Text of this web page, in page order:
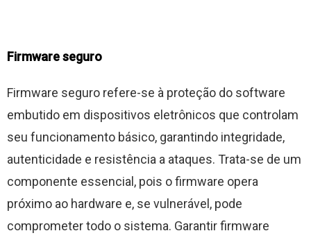
Firmware seguro
Firmware seguro refere-se à proteção do software
embutido em dispositivos eletrônicos que controlam
seu funcionamento básico, garantindo integridade,
autenticidade e resistência a ataques. Trata-se de um
componente essencial, pois o firmware opera
próximo ao hardware e, se vulnerável, pode
comprometer todo o sistema. Garantir firmware